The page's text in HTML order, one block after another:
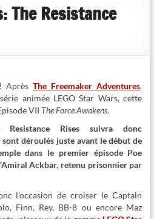
The Resistance
! AprèsThe Freemaker Adventures,
animée LEGO Star Wars, cette
VII The Force Awakens.
Rises suivra donc
déroulés juste avant le début de
dans le premier épisode Poe
Ackbar, retenu prisonnier par
l’occasion de croiser le Captain
Finn, Rey, BB-8 ou encore Maz